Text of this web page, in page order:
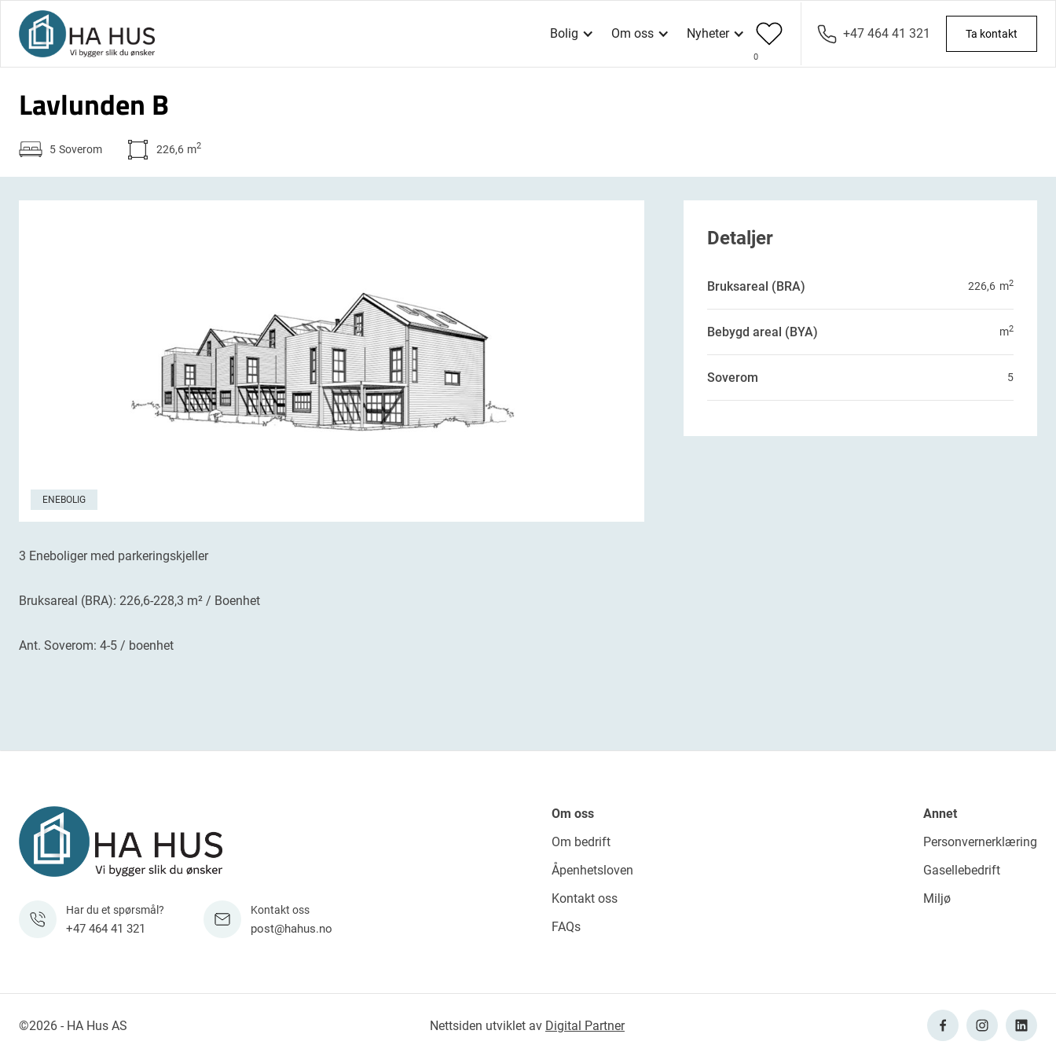
Bolig Om oss Nyheter
0
+47 464 41 321 Ta kontakt
Lavlunden B
5 Soverom 226,6 m2
ENEBOLIG
3 Eneboliger med parkeringskjeller
Bruksareal (BRA): 226,6-228,3 m² / Boenhet
Ant. Soverom: 4-5 / boenhet
Detaljer
Bruksareal (BRA) 226,6 m2
Bebygd areal (BYA) m2
Soverom 5
Har du et spørsmål?
+47 464 41 321
Kontakt oss
post@hahus.no
Om oss
Om bedrift
Åpenhetsloven
Kontakt oss
FAQs
Annet
Personvernerklæring
Gasellebedrift
Miljø
©2026 - HA Hus AS Nettsiden utviklet av Digital Partner